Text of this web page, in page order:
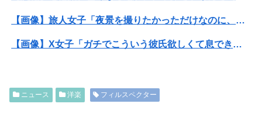
【画像】旅人女子「夜景を撮りたかっただけなのに、故郷の村が燃やされたみたいになった」←26万ｲｲﾈｗｗｗｗ
【画像】X女子「ガチでこういう彼氏欲しくて息できん」 2000万バズ
ニュース 洋楽 フィルスペクター